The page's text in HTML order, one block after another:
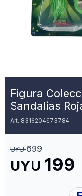
Figura
Sandalias
8316204973784
UYU 199
UYU 699